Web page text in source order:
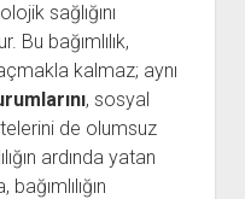
sağlığını
Bu bağımlılık,
kalmaz; aynı
, sosyal
de olumsuz
ardında yatan